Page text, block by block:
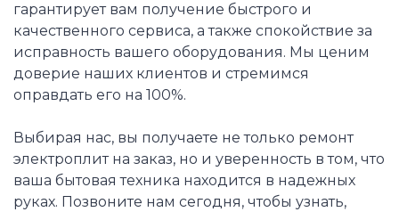
гарантирует вам получение быстрого и
качественного сервиса, а также спокойствие за
исправность вашего оборудования. Мы ценим
доверие наших клиентов и стремимся
оправдать его на 100%.
Выбирая нас, вы получаете не только ремонт
электроплит на заказ, но и уверенность в том, что
ваша бытовая техника находится в надежных
руках. Позвоните нам сегодня, чтобы узнать,